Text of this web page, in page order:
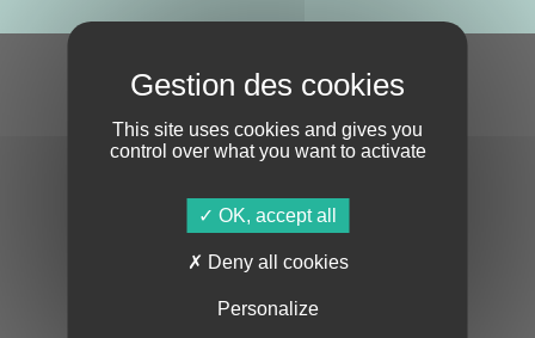
S'ABONNER À LA NEWSLETTER
En cochant cette case, j’accepte la Politique de confidentialité
This site uses cookies and gives you
control over what you want to activate
OK, accept all
Deny all cookies
Personalize